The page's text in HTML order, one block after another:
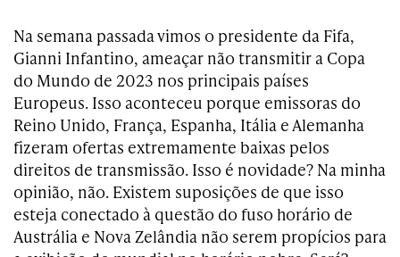
Na semana passada vimos o presidente da Fifa,
Gianni Infantino, ameaçar não transmitir a Copa
do Mundo de 2023 nos principais países
Europeus. Isso aconteceu porque emissoras do
Reino Unido, França, Espanha, Itália e Alemanha
fizeram ofertas extremamente baixas pelos
direitos de transmissão. Isso é novidade? Na minha
opinião, não. Existem suposições de que isso
esteja conectado à questão do fuso horário de
Austrália e Nova Zelândia não serem propícios para